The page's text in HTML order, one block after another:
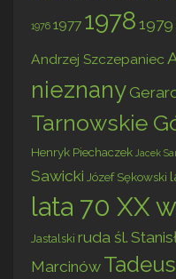
1976 1977 1978 1979
Andrzej Szczepaniec
nieznany
Tarnowskie
Henryk Piechaczek Jacek
Sawicki Józef Sękowski
lata 70 XX
Jastalski ruda śl.
Marcinów